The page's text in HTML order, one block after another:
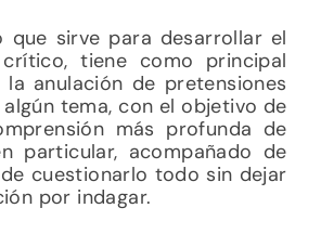
que sirve para desarrollar el
crítico, tiene como principal
anulación de pretensiones
tema, con el objetivo de
más profunda de
particular, acompañado de
cuestionarlo todo sin dejar
por indagar.